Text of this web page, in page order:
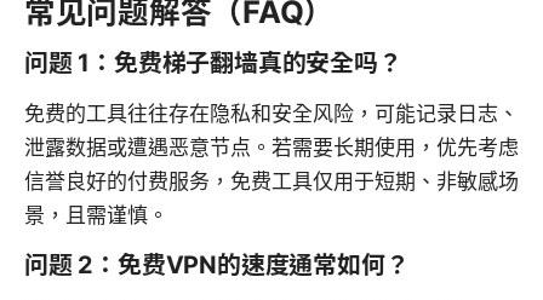
常见问题解答（FAQ）
问题 1：免费梯子翻墙真的安全吗？
免费的工具往往存在隐私和安全风险，可能记录日志、
泄露数据或遭遇恶意节点。若需要长期使用，优先考虑
信誉良好的付费服务，免费工具仅用于短期、非敏感场
景，且需谨慎。
问题 2：免费VPN的速度通常如何？